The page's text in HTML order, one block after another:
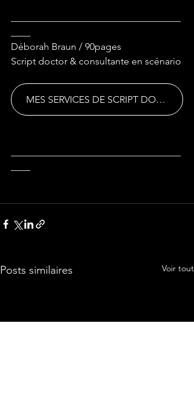
Déborah Braun / 90pages
Script doctor & consultante en scénario
MES SERVICES DE SCRIPT DOCTORING
Posts similaires Voir tout